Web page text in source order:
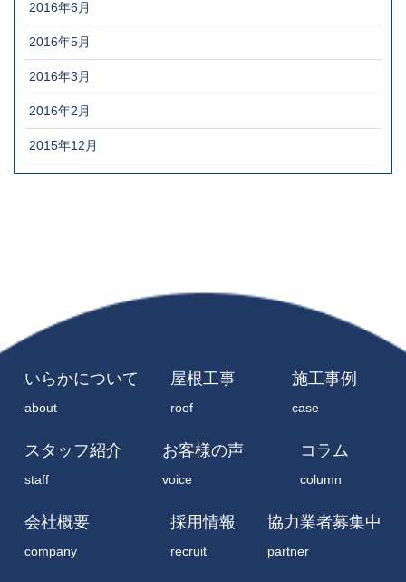
2016年6月
2016年5月
2016年3月
2016年2月
2015年12月
いらかについて
about
屋根工事
roof
施工事例
case
スタッフ紹介
staff
お客様の声
voice
コラム
column
会社概要
company
採用情報
recruit
協力業者募集中
partner